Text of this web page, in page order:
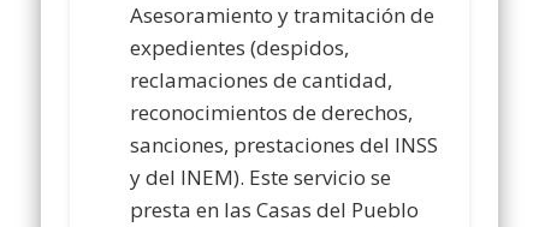
Asesoramiento y tramitación de
expedientes (despidos,
reclamaciones de cantidad,
reconocimientos de derechos,
sanciones, prestaciones del INSS
y del INEM). Este servicio se
presta en las Casas del Pueblo